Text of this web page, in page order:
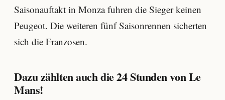
Saisonauftakt in Monza fuhren die Sieger keinen
Peugeot. Die weiteren fünf Saisonrennen sicherten
sich die Franzosen.
Dazu zählten auch die 24 Stunden von Le
Mans!